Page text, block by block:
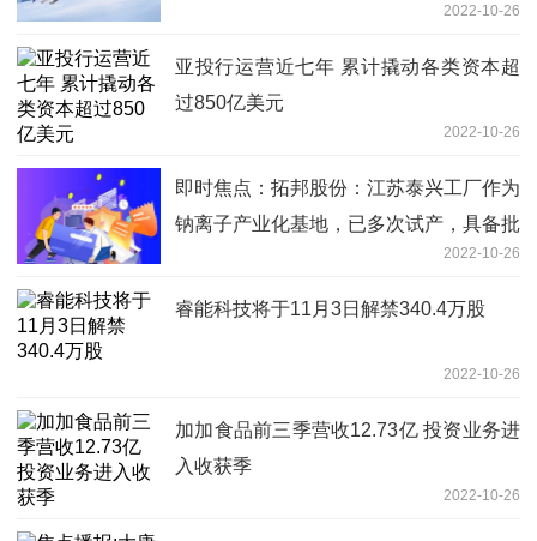
2022-10-26
亚投行运营近七年 累计撬动各类资本超
过850亿美元
2022-10-26
即时焦点：拓邦股份：江苏泰兴工厂作为
钠离子产业化基地，已多次试产，具备批
2022-10-26
睿能科技将于11月3日解禁340.4万股
2022-10-26
加加食品前三季营收12.73亿 投资业务进
入收获季
2022-10-26